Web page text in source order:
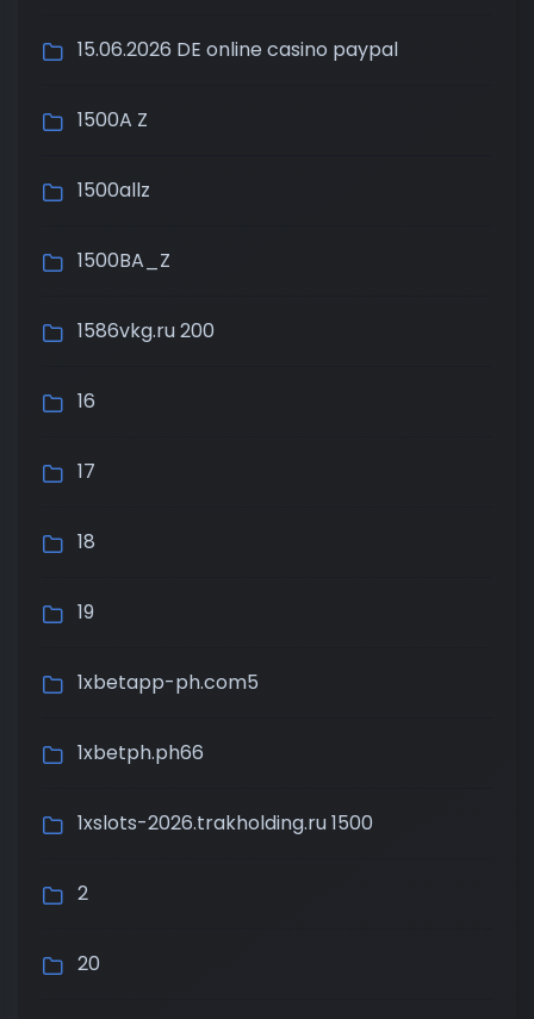
15.06.2026 DE online casino paypal
1500A Z
1500allz
1500BA_Z
1586vkg.ru 200
16
17
18
19
1xbetapp-ph.com5
1xbetph.ph66
1xslots-2026.trakholding.ru 1500
2
20